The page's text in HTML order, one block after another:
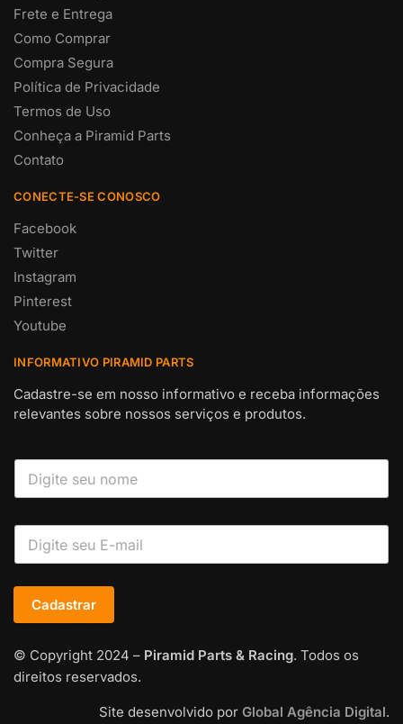
Frete e Entrega
Como Comprar
Compra Segura
Política de Privacidade
Termos de Uso
Conheça a Piramid Parts
Contato
CONECTE-SE CONOSCO
Facebook
Twitter
Instagram
Pinterest
Youtube
INFORMATIVO PIRAMID PARTS
Cadastre-se em nosso informativo e receba informações
relevantes sobre nossos serviços e produtos.
Cadastrar
© Copyright 2024 – Piramid Parts & Racing. Todos os
direitos reservados.
Site desenvolvido por Global Agência Digital.